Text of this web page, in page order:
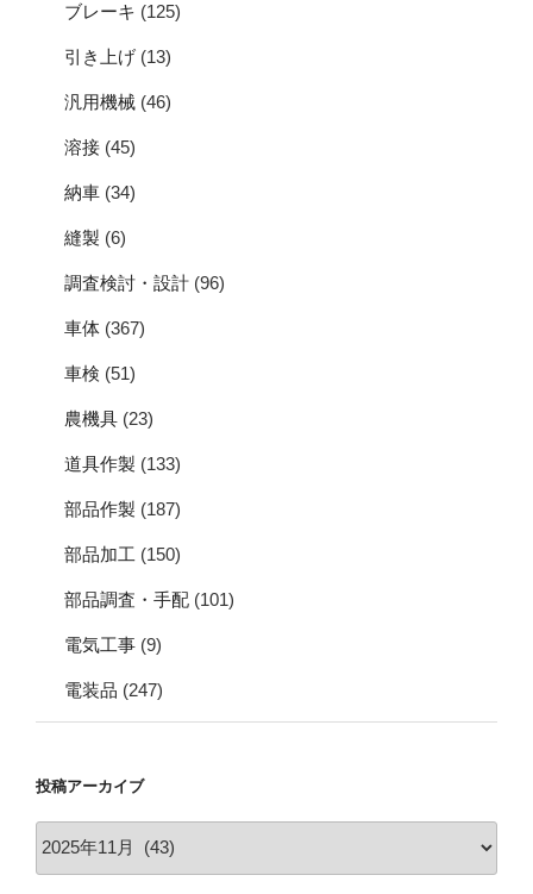
ブレーキ (125)
引き上げ (13)
汎用機械 (46)
溶接 (45)
納車 (34)
縫製 (6)
調査検討・設計 (96)
車体 (367)
車検 (51)
農機具 (23)
道具作製 (133)
部品作製 (187)
部品加工 (150)
部品調査・手配 (101)
電気工事 (9)
電装品 (247)
投稿アーカイブ